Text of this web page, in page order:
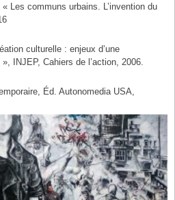
Les communs urbains. L’invention du
culturelle : enjeux d’une
INJEP, Cahiers de l’action, 2006.
Éd. Autonomedia USA,